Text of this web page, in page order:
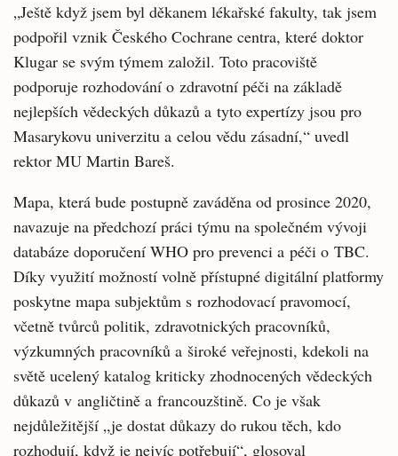
„Ještě když jsem byl děkanem lékařské fakulty, tak jsem
podpořil vznik Českého Cochrane centra, které doktor
Klugar se svým týmem založil. Toto pracoviště
podporuje rozhodování o zdravotní péči na základě
nejlepších vědeckých důkazů a tyto expertízy jsou pro
Masarykovu univerzitu a celou vědu zásadní,“ uvedl
rektor MU Martin Bareš.
Mapa, která bude postupně zaváděna od prosince 2020,
navazuje na předchozí práci týmu na společném vývoji
databáze doporučení WHO pro prevenci a péči o TBC.
Díky využití možností volně přístupné digitální platformy
poskytne mapa subjektům s rozhodovací pravomocí,
včetně tvůrců politik, zdravotnických pracovníků,
výzkumných pracovníků a široké veřejnosti, kdekoli na
světě ucelený katalog kriticky zhodnocených vědeckých
důkazů v angličtině a francouzštině. Co je však
nejdůležitější „je dostat důkazy do rukou těch, kdo
rozhodují, když je nejvíc potřebují“, glosoval